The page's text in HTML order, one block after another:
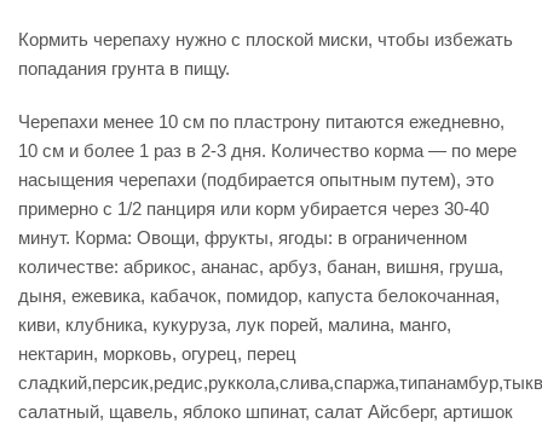
Кормить черепаху нужно с плоской миски, чтобы избежать
попадания грунта в пищу.
Черепахи менее 10 см по пластрону питаются ежедневно,
10 см и более 1 раз в 2-3 дня. Количество корма — по мере
насыщения черепахи (подбирается опытным путем), это
примерно с 1/2 панциря или корм убирается через 30-40
минут. Корма: Овощи, фрукты, ягоды: в ограниченном
количестве: абрикос, ананас, арбуз, банан, вишня, груша,
дыня, ежевика, кабачок, помидор, капуста белокочанная,
киви, клубника, кукуруза, лук порей, малина, манго,
нектарин, морковь, огурец, перец
салатный, щавель, яблоко шпинат, салат Айсберг, артишок